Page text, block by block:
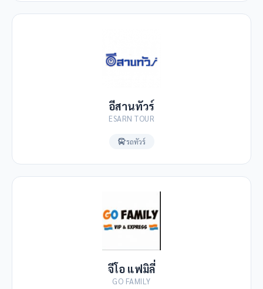
อีสานทัวร์
ESARN TOUR
รถทัวร์
จีโอ แฟมิลี่
GO FAMILY